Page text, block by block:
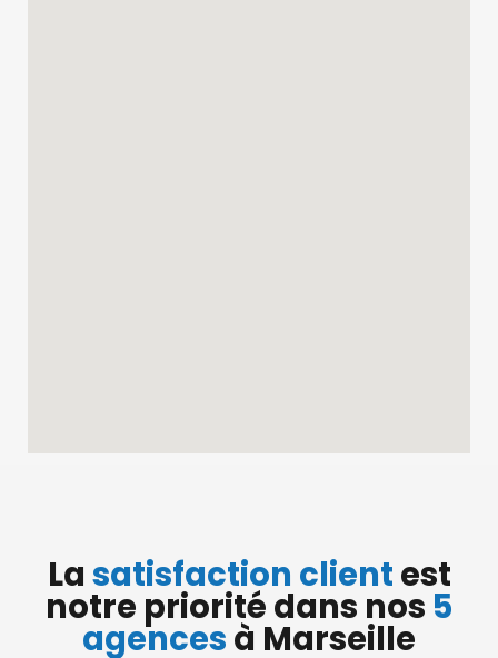
La satisfaction client est
notre priorité dans nos 5
agences à Marseille